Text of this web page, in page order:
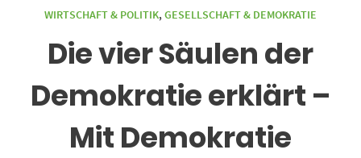
WIRTSCHAFT & POLITIK,GESELLSCHAFT & DEMOKRATIE
Die vier Säulen der
Demokratie erklärt –
Mit Demokratie